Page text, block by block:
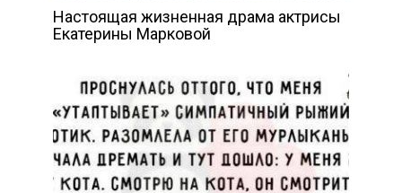
Настоящая жизненная драма актрисы
Екатерины Марковой